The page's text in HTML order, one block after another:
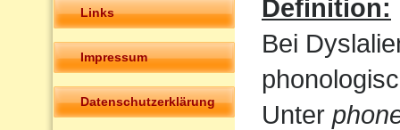
Links
Impressum
Datenschutzerklärung
Definition:
Bei
Unter